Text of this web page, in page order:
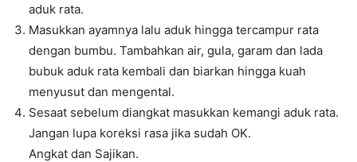
aduk rata.
Masukkan ayamnya lalu aduk hingga tercampur rata
dengan bumbu. Tambahkan air, gula, garam dan lada
bubuk aduk rata kembali dan biarkan hingga kuah
menyusut dan mengental.
Sesaat sebelum diangkat masukkan kemangi aduk rata.
Jangan lupa koreksi rasa jika sudah OK.
Angkat dan Sajikan.